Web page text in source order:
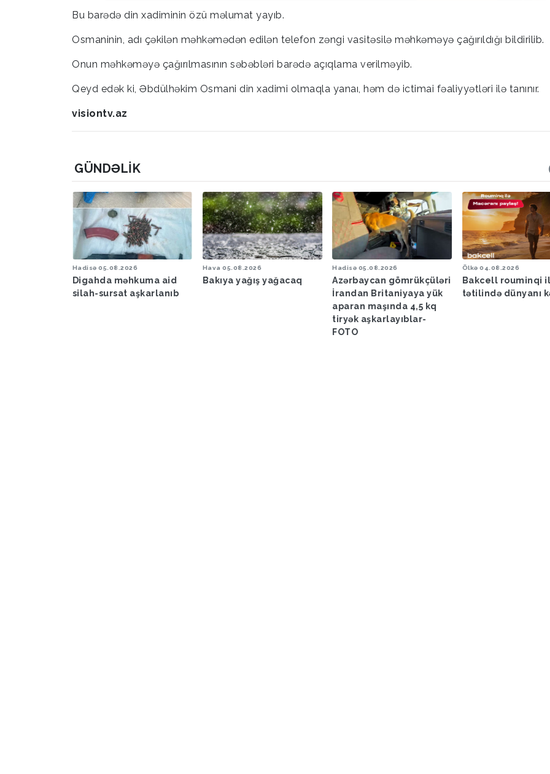
Bu barədə din xadiminin özü məlumat yayıb.
Osmaninin, adı çəkilən məhkəmədən edilən telefon zəngi vasitəsilə məhkəməyə çağırıldığı bildirilib.
Onun məhkəməyə çağırılmasının səbəbləri barədə açıqlama verilməyib.
Qeyd edək ki, Əbdülhəkim Osmani din xadimi olmaqla yanaı, həm də ictimai fəaliyyətləri ilə tanınır.
visiontv.az
GÜNDƏLIK
Hadisə 05.08.2026
Digahda məhkuma aid
silah-sursat aşkarlanıb
Hava 05.08.2026
Bakıya yağış yağacaq
Hadisə 05.08.2026
Azərbaycan gömrükçüləri
İrandan Britaniyaya yük
aparan maşında 4,5 kq
tiryək aşkarlayıblar-
FOTO
Ölkə 04.08.2026
Bakcell rouminqi
tətilində dünyanı